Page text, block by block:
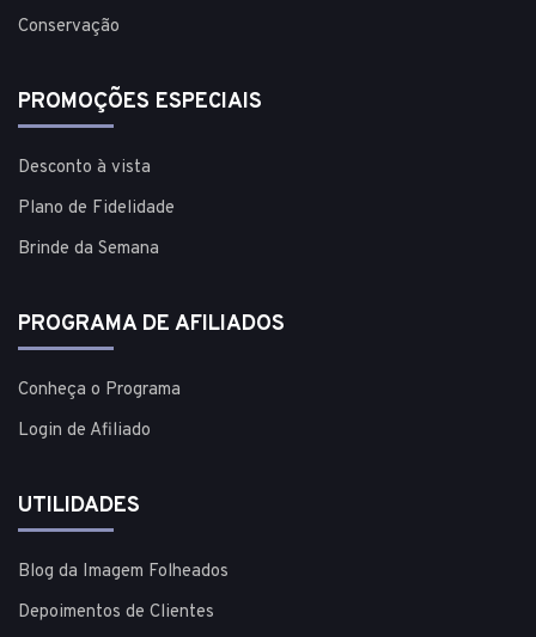
Conservação
PROMOÇÕES ESPECIAIS
Desconto à vista
Plano de Fidelidade
Brinde da Semana
PROGRAMA DE AFILIADOS
Conheça o Programa
Login de Afiliado
UTILIDADES
Blog da Imagem Folheados
Depoimentos de Clientes